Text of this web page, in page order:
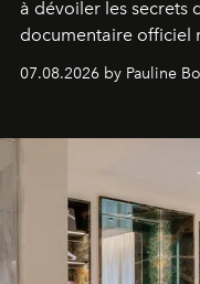
à dévoiler les secrets
documentaire officiel
générationnel.
07.08.2026 by Pauline